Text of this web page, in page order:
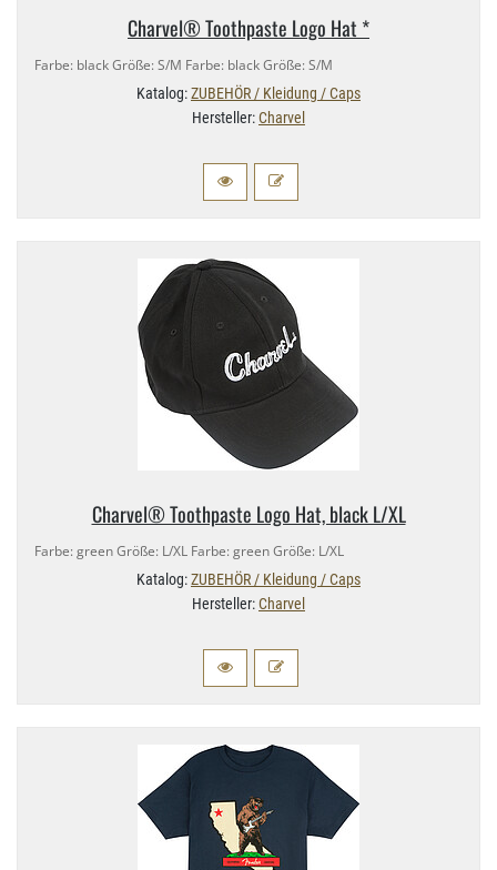
Charvel® Toothpaste Logo Hat *
Farbe: black Größe: S/​M Farbe: black Größe: S/​M
Katalog:ZUBEHÖR / Kleidung / Caps
Hersteller:Charvel
Charvel® Toothpaste Logo Hat, black L/​XL
Farbe: green Größe: L/​XL Farbe: green Größe: L/​XL
Katalog:ZUBEHÖR / Kleidung / Caps
Hersteller:Charvel